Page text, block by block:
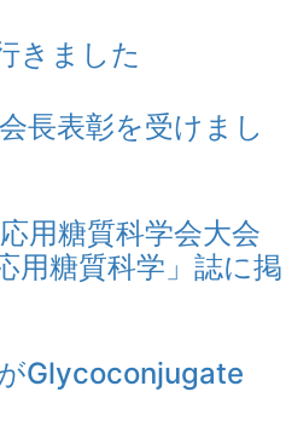
きました
長表彰を受けまし
用糖質科学会大会
用糖質科学」誌に掲
Glycoconjugate